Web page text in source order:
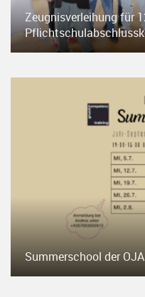
Zeugnisverleihung für
Summerschool der